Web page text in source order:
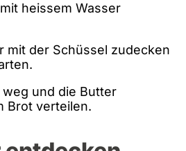
heissem Wasser
mit der Schüssel zudecken
und die Butter
Brot verteilen.